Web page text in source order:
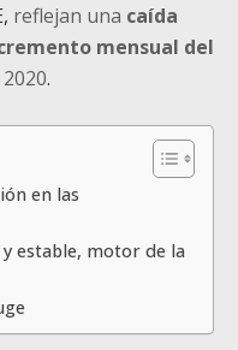
reflejan una caída
mensual del
.
en las
estable, motor de la